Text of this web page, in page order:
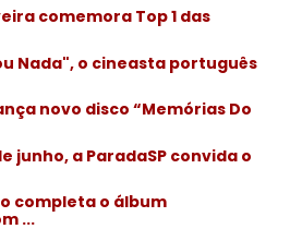
comemora Top 1 das
Nada", o cineasta português
novo disco “Memórias Do
junho, a ParadaSP convida o
completa o álbum
...